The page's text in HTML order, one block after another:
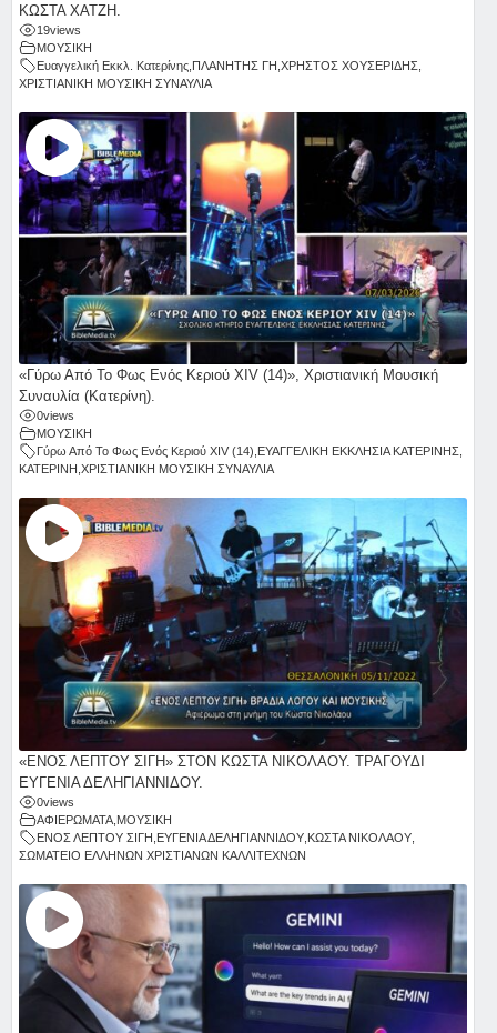
ΚΩΣΤΑ ΧΑΤΖΗ.
19views
ΜΟΥΣΙΚΗ
Ευαγγελική Εκκλ. Κατερίνης ΠΛΑΝΗΤΗΣ ΓΗ ΧΡΗΣΤΟΣ ΧΟΥΣΕΡΙΔΗΣ
ΧΡΙΣΤΙΑΝΙΚΗ ΜΟΥΣΙΚΗ ΣΥΝΑΥΛΙΑ
«Γύρω Από Το Φως Ενός Κεριού ΧΙV (14)», Χριστιανική Μουσική
Συναυλία (Κατερίνη).
0views
ΜΟΥΣΙΚΗ
Γύρω Από Το Φως Ενός Κεριού ΧΙV (14) ΕΥΑΓΓΕΛΙΚΗ ΕΚΚΛΗΣΙΑ ΚΑΤΕΡΙΝΗΣ
ΚΑΤΕΡΙΝΗ ΧΡΙΣΤΙΑΝΙΚΗ ΜΟΥΣΙΚΗ ΣΥΝΑΥΛΙΑ
«ΕΝΟΣ ΛΕΠΤΟΥ ΣΙΓΗ» ΣΤΟΝ ΚΩΣΤΑ ΝΙΚΟΛΑΟΥ. ΤΡΑΓΟΥΔΙ
ΕΥΓΕΝΙΑ ΔΕΛΗΓΙΑΝΝΙΔΟΥ.
0views
ΑΦΙΕΡΩΜΑΤΑ ΜΟΥΣΙΚΗ
ΕΝΟΣ ΛΕΠΤΟΥ ΣΙΓΗ ΕΥΓΕΝΙΑ ΔΕΛΗΓΙΑΝΝΙΔΟΥ ΚΩΣΤΑ ΝΙΚΟΛΑΟΥ
ΣΩΜΑΤΕΙΟ ΕΛΛΗΝΩΝ ΧΡΙΣΤΙΑΝΩΝ ΚΑΛΛΙΤΕΧΝΩΝ